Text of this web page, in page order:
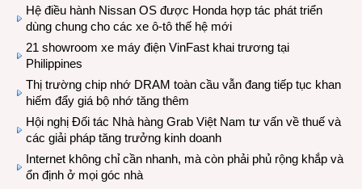
Hệ điều hành Nissan OS được Honda hợp tác phát triển
dùng chung cho các xe ô-tô thế hệ mới
21 showroom xe máy điện VinFast khai trương tại
Philippines
Thị trường chip nhớ DRAM toàn cầu vẫn đang tiếp tục khan
hiếm đẩy giá bộ nhớ tăng thêm
Hội nghị Đối tác Nhà hàng Grab Việt Nam tư vấn về thuế và
các giải pháp tăng trưởng kinh doanh
Internet không chỉ cần nhanh, mà còn phải phủ rộng khắp và
ổn định ở mọi góc nhà